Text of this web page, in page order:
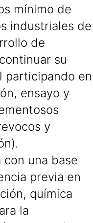
mínimo de
industriales de
de
su
participando en
ensayo y
y
con una base
previa en
química
la